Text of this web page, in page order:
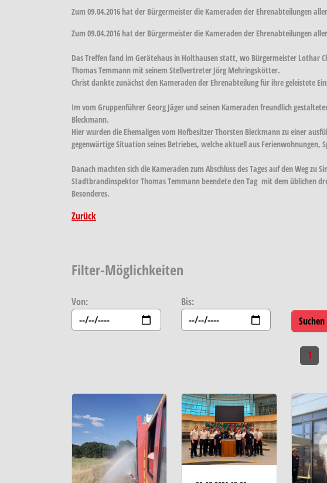
Zum 09.04.2016 hat der Bürgermeister die Kameraden der Ehrenabteilungen
Zum 09.04.2016 hat der Bürgermeister die Kameraden der Ehrenabteilungen
Das Treffen fand im Gerätehaus in Holthausen statt, wo Bürgermeister
Thomas Temmann mit seinem Stellvertreter Jörg Mehringskötter.
Christ dankte zunächst den Kameraden der Ehrenabteilung für ihre geleistete
Im vom Gruppenführer Georg Jäger und seinen Kameraden freundlich
Bleckmann.
Hier wurden die Ehemaligen vom Hofbesitzer Thorsten Bleckmann zu einer
gegenwärtige Situation seines Betriebes, welche aktuell aus
Danach machten sich die Kameraden zum Abschluss des Tages auf den Weg
Stadtbrandinspektor Thomas Temmann beendete den Tag mit dem üblichen
Besonderes.
Zurück
Filter-Möglichkeiten
Von: Bis:
1